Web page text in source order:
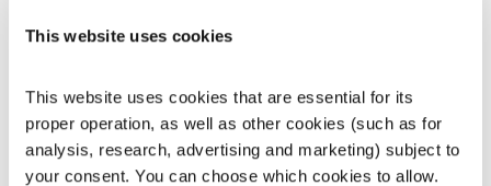
This website uses cookies
This website uses cookies that are essential for its
proper operation, as well as other cookies (such as for
analysis, research, advertising and marketing) subject to
your consent. You can choose which cookies to allow.
מדרש ראשון – 14.4.19
מדרש ראשון
ד"ר רות קלדרוןודליק ווליניץ